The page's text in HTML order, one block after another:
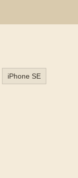
iPhone SE